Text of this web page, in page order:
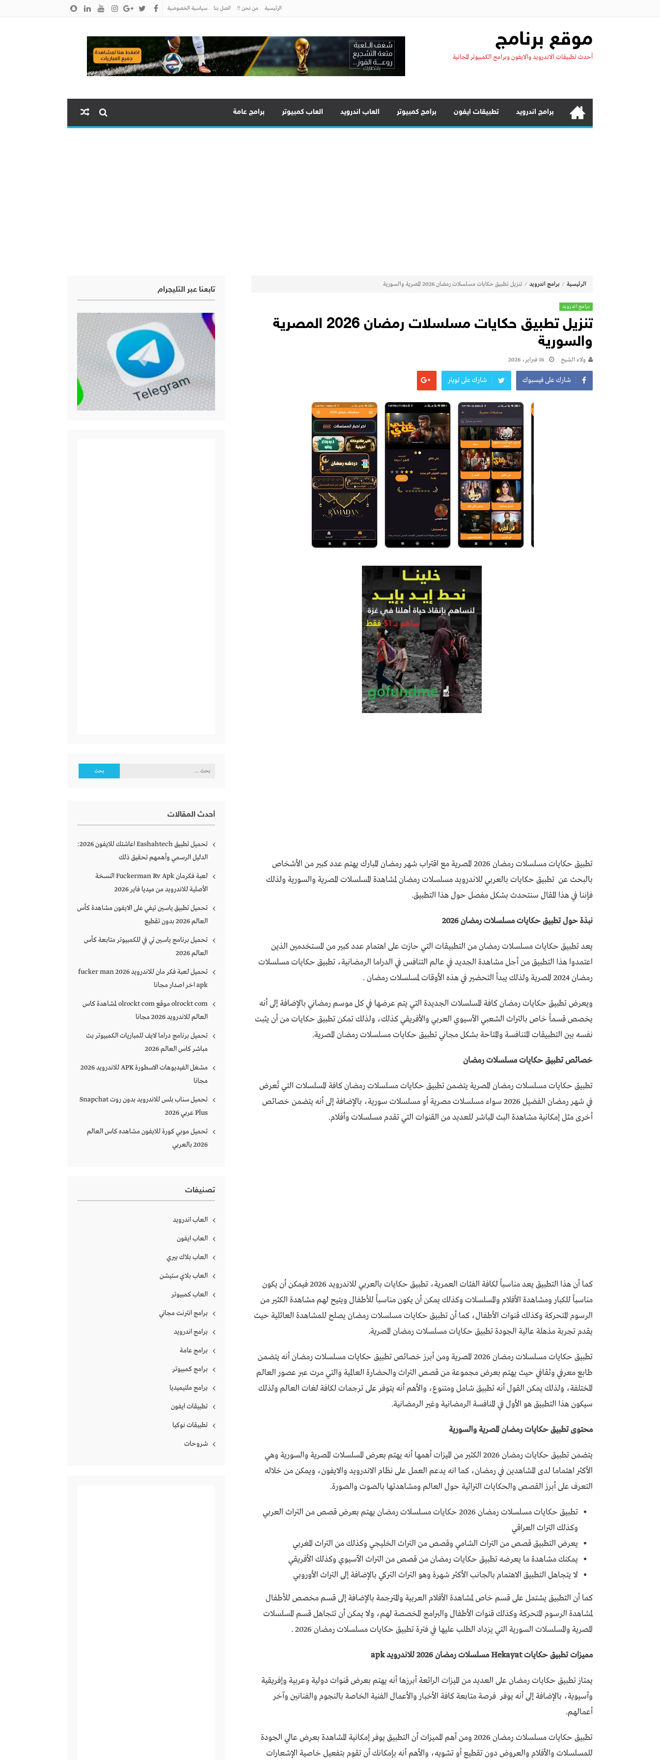
الرئيسية من نحن !! اتصل بنا سياسية الخصوصية
موقع برنامج
أحدث تطبيقات الاندرويد والايفون وبرامج الكمبيوتر المجانية
برامج اندرويد تطبيقات ايفون برامج كمبيوتر العاب اندرويد العاب كمبيوتر برامج عامة
الرئيسية ⁄ برامج اندرويد ⁄ تنزيل تطبيق حكايات مسلسلات رمضان 2026 المصرية والسورية
برامج اندرويد
تنزيل تطبيق حكايات مسلسلات رمضان 2026 المصرية
والسورية
ولاء الشيخ 16 فبراير، 2026
شارك على فيسبوك شارك على تويتر
تطبيق حكايات مسلسلات رمضان 2026 المصرية مع اقتراب شهر رمضان المبارك يهتم عدد كبير من الأشخاص
بالبحث عن تطبيق حكايات بالعربي للاندرويد مسلسلات رمضان لمشاهدة المسلسلات المصرية والسورية ولذلك
فإننا في هذا المقال سنتحدث بشكل مفصل حول هذا التطبيق.
نبذة حول تطبيق حكايات مسلسلات رمضان 2026
يعد تطبيق حكايات مسلسلات رمضان من التطبيقات التي حازت على اهتمام عدد كبير من المستخدمين الذين
اعتمدوا هذا التطبيق من أجل مشاهدة الجديد في عالم التنافس في الدراما الرمضانية، تطبيق حكايات مسلسلات
رمضان 2024 المصرية ولذلك يبدأ التحضير في هذه الأوقات لمسلسلات رمضان .
ويعرض تطبيق حكايات رمضان كافة المسلسلات الجديدة التي يتم عرضها في كل موسم رمضاني بالإضافة إلى أنه
يخصص قسماً خاص بالتراث الشعبي الآسيوي العربي والأفريقي كذلك، ولذلك تمكن تطبيق حكايات من أن يثبت
نفسه بين التطبيقات المتنافسة والمتاحة بشكل مجاني تطبيق حكايات مسلسلات رمضان المصرية.
خصائص تطبيق حكايات مسلسلات رمضان
تطبيق حكايات مسلسلات رمضان المصرية يتضمن تطبيق حكايات مسلسلات رمضان كافة المسلسلات التي تُعرض
في شهر رمضان الفضيل 2026 سواء مسلسلات مصرية أو مسلسلات سورية، بالإضافة إلى أنه يتضمن خصائص
أخرى مثل إمكانية مشاهدة البث المباشر للعديد من القنوات التي تقدم مسلسلات وأفلام.
كما أن هذا التطبيق يعد مناسباً لكافة الفئات العمرية، تطبيق حكايات بالعربي للاندرويد 2026 فيمكن أن يكون
مناسباً للكبار ومشاهدة الأفلام والمسلسلات وكذلك يمكن أن يكون مناسباً للأطفال ويتيح لهم مشاهدة الكثير من
الرسوم المتحركة وكذلك قنوات الأطفال، كما أن تطبيق حكايات مسلسلات رمضان يصلح للمشاهدة العائلية حيث
يقدم تجربة مذهلة عالية الجودة تطبيق حكايات مسلسلات رمضان المصرية.
تطبيق حكايات مسلسلات رمضان 2026 المصرية ومن أبرز خصائص تطبيق حكايات مسلسلات رمضان أنه يتضمن
طابع معرفي وثقافي حيث يهتم بعرض مجموعة من قصص التراث والحضارة العالمية والتي مرت عبر عصور العالم
المختلفة، ولذلك يمكن القول أنه تطبيق شامل ومتنوع، والأهم أنه يتوفر على ترجمات لكافة لغات العالم ولذلك
سيكون هذا التطبيق هو الأول في المنافسة الرمضانية وغير الرمضانية.
محتوى تطبيق حكايات رمضان المصرية والسورية
يتضمن تطبيق حكايات رمضان 2026 الكثير من الميزات أهمها أنه يهتم بعرض المسلسلات المصرية والسورية وهي
الأكثر اهتماما لدى المشاهدين في رمضان، كما انه يدعم العمل على نظام الاندرويد والايفون، ويمكن من خلاله
التعرف على أبرز القصص والحكايات التراثية حول العالم ومشاهدتها بالصوت والصورة.
تطبيق حكايات مسلسلات رمضان 2026 حكايات مسلسلات رمضان يهتم بعرض قصص من التراث العربي
وكذلك التراث العراقي
يعرض التطبيق قصص من التراث الشامي وقصص من التراث الخليجي وكذلك من التراث المغربي
يمكنك مشاهدة ما يعرضه تطبيق حكايات رمضان من قصص من التراث الآسيوي وكذلك الأفريقي
لا يتجاهل التطبيق الاهتمام بالجانب الأكثر شهرة وهو التراث التركي بالإضافة إلى التراث الأوروبي
كما أن التطبيق يشتمل على قسم خاص لمشاهدة الأفلام العربية والمترجمة بالإضافة إلى قسم مخصص للأطفال
لمشاهدة الرسوم المتحركة وكذلك قنوات الأطفال والبرامج المخصصة لهم، ولا يمكن أن تتجاهل قسم المسلسلات
المصرية والمسلسلات السورية التي يزداد الطلب عليها في فترة تطبيق حكايات مسلسلات رمضان 2026 .
مميزات تطبيق حكايات Hekayat مسلسلات رمضان 2026 للاندرويد apk
يمتاز تطبيق حكايات رمضان على العديد من الميزات الرائعة أبرزها أنه يهتم بعرض قنوات دولية وعربية وإفريقية
وآسيوية، بالإضافة إلى أنه يوفر فرصة متابعة كافة الأخبار والأعمال الفنية الخاصة بالنجوم والفنانين وآخر
أعمالهم.
تطبيق حكايات مسلسلات رمضان 2026 ومن أهم المميزات أن التطبيق يوفر إمكانية المشاهدة بعرض عالي الجودة
للمسلسلات والأفلام والعروض دون تقطيع أو تشويه، والأهم أنه بإمكانك أن تقوم بتفعيل خاصية الإشعارات
تابعنا عبر التليجرام
البحث
أحدث المقالات
تحميل تطبيق Eashahtech اعاشتك للايفون 2026:
الدليل الرسمي وأهمهم تحقيق ذلك
لعبة فكرمان Fuckerman Rv Apk النسخة
الأصلية للاندرويد من ميديا فاير 2026
تحميل تطبيق ياسين تيفي على الايفون مشاهدة كأس
العالم 2026 بدون تقطيع
تحميل برنامج ياسين تي في للكمبيوتر متابعة كأس
العالم 2026
تحميل لعبة فكر مان للاندرويد 2026 fucker man
apk اخر اصدار مجانا
olrockt com موقع olrockt com لمشاهدة كاس
العالم للاندرويد 2026 مجانا
تحميل برنامج دراما لايف للمباريات الكمبيوتر بث
مباشر كاس العالم 2026
مشغل الفيديوهات الاسطورة APK للاندرويد 2026
مجانا
تحميل سناب بلس للاندرويد بدون روت Snapchat
Plus‏ عربي 2026
تحميل موبي كورة للايفون مشاهده كاس العالم
2026 بالعربي
تصنيفات
العاب اندرويد
العاب ايفون
العاب بلاك بيري
العاب بلاي ستيشن
العاب كمبيوتر
برامج انترنت مجاني
برامج اندرويد
برامج عامة
برامج كمبيوتر
برامج ملتيميديا
تطبيقات ايفون
تطبيقات نوكيا
شروحات